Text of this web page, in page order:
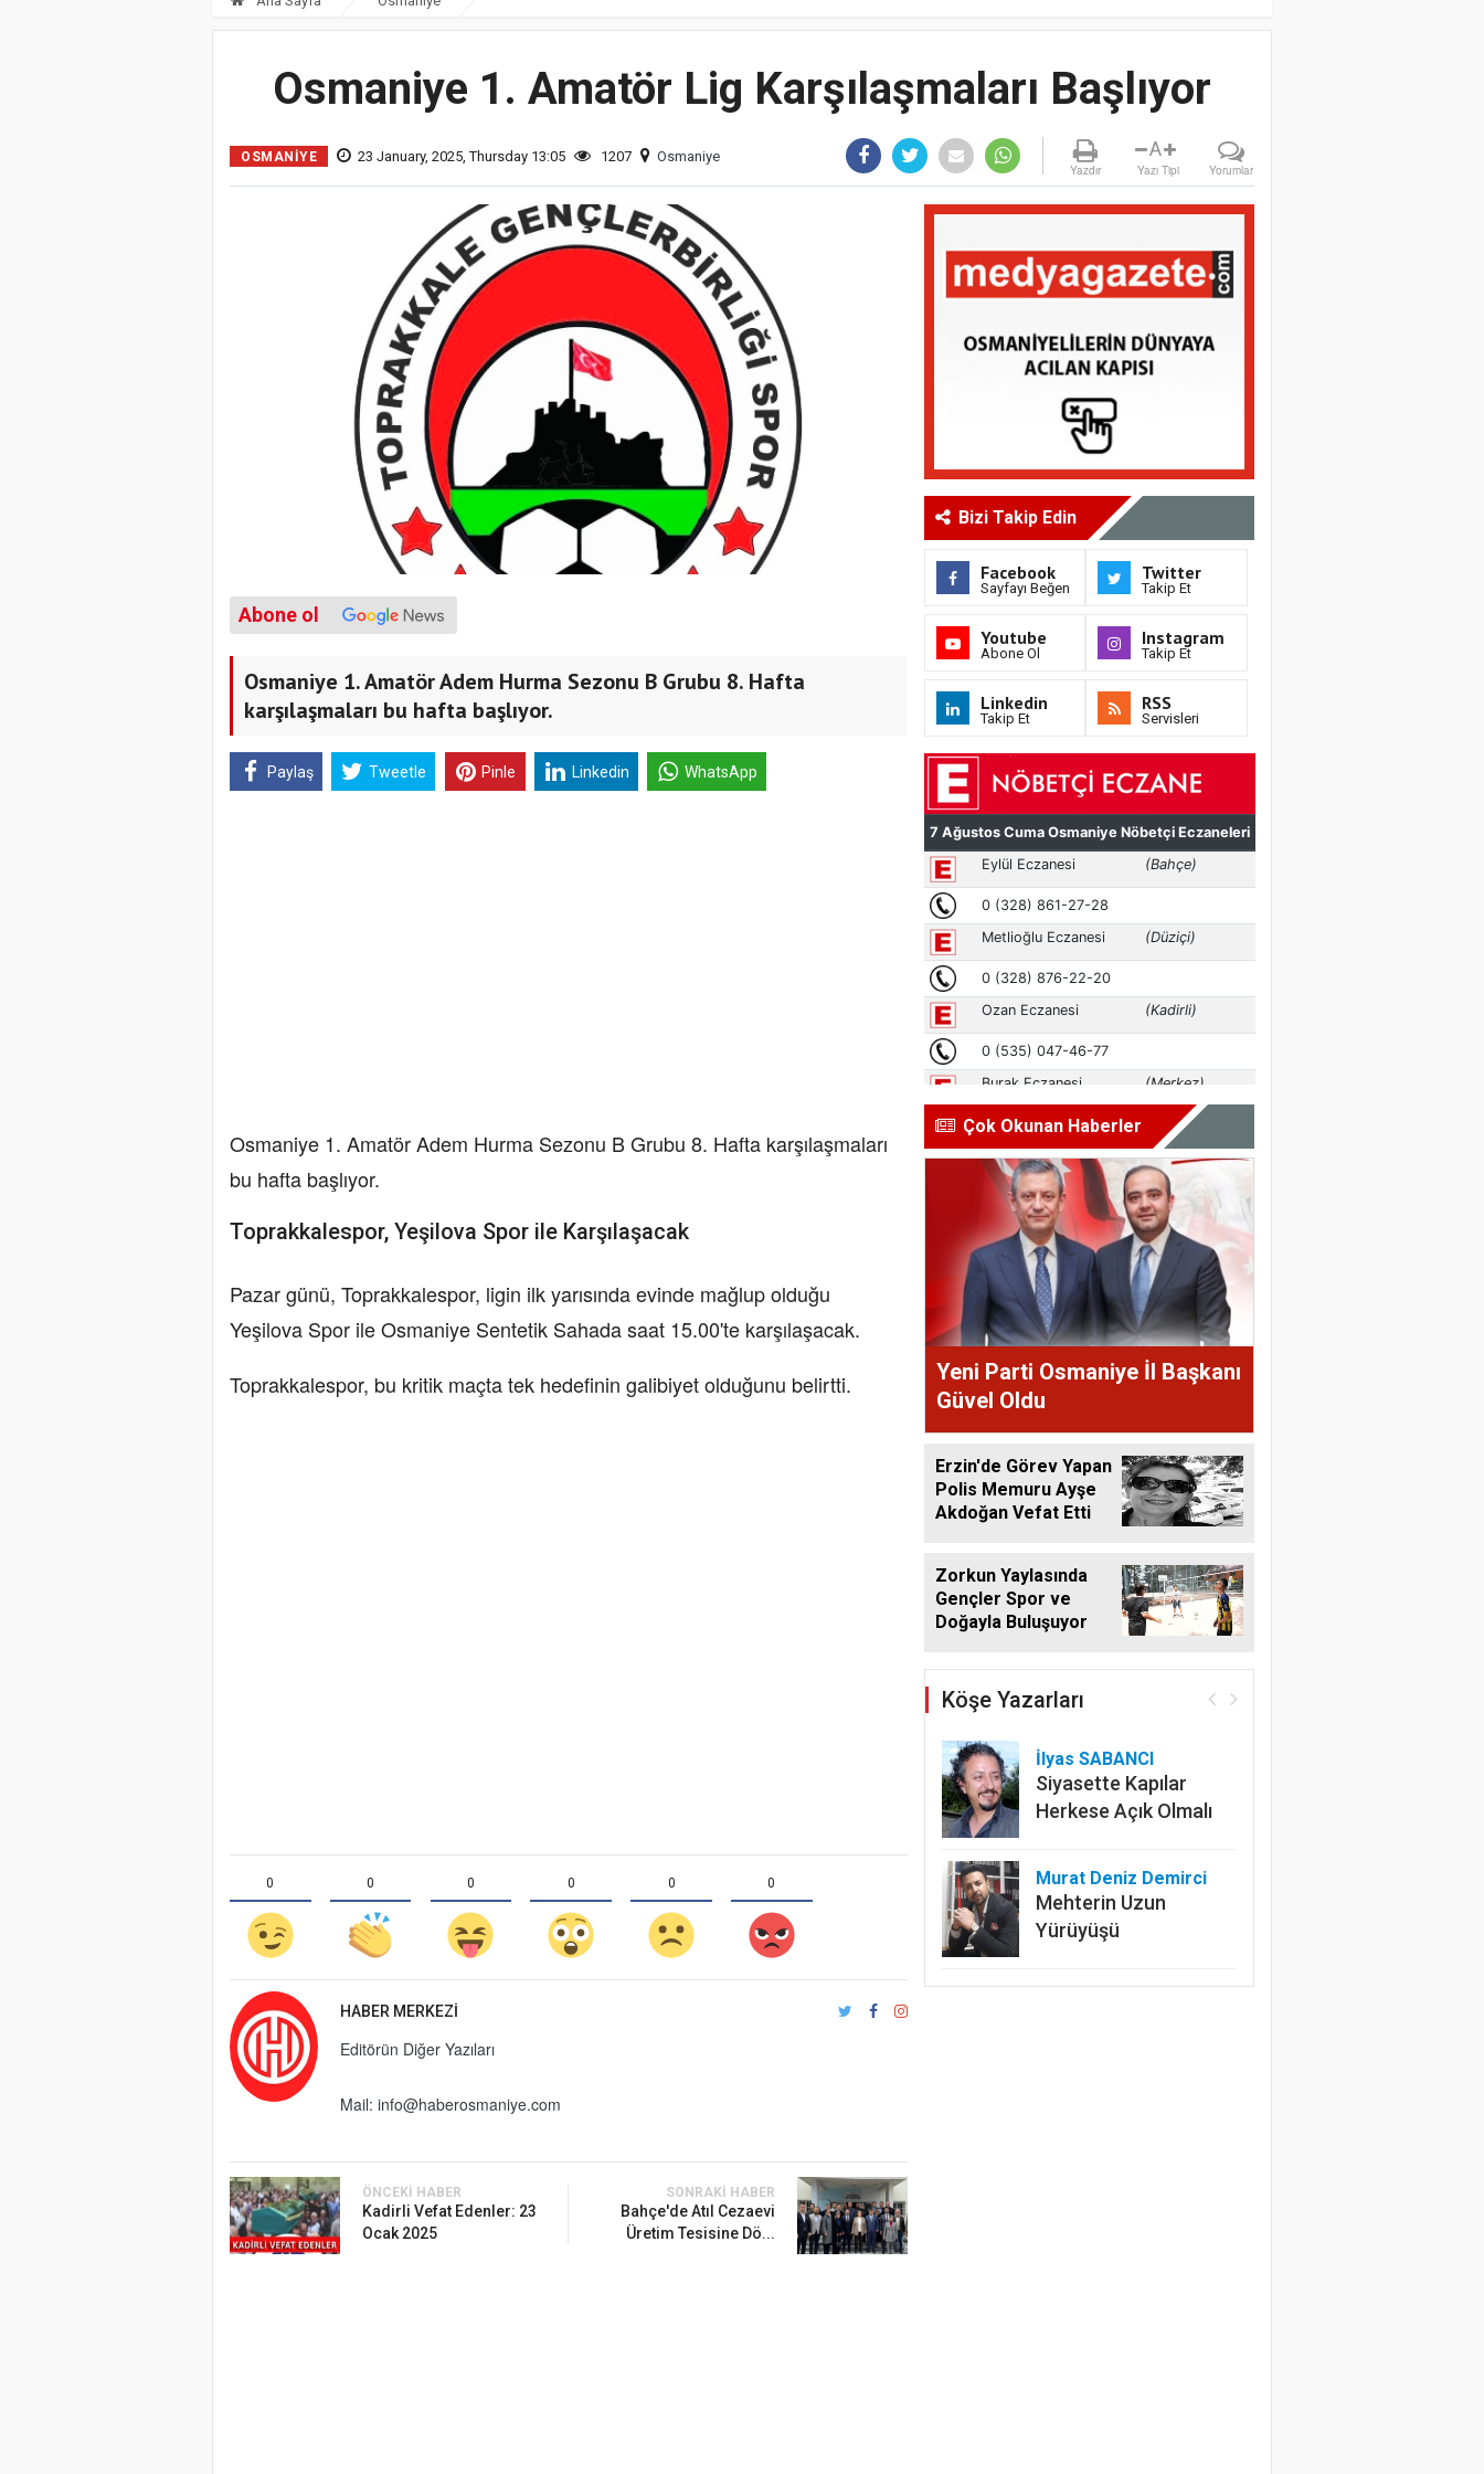
Osmaniye 1. Amatör Lig Karşılaşmaları Başlıyor
OSMANIYE 23 January, 2025, Thursday 13:05 1207 Osmaniye
Yazdır
A
Yazı Tipi Yorumlar
Abone ol
Osmaniye 1. Amatör Adem Hurma Sezonu B Grubu 8. Hafta
karşılaşmaları bu hafta başlıyor.
Paylaş Tweetle Pinle Linkedin WhatsApp
Osmaniye 1. Amatör Adem Hurma Sezonu B Grubu 8. Hafta karşılaşmaları
bu hafta başlıyor.
Toprakkalespor, Yeşilova Spor ile Karşılaşacak
Pazar günü, Toprakkalespor, ligin ilk yarısında evinde mağlup olduğu
Yeşilova Spor ile Osmaniye Sentetik Sahada saat 15.00'te karşılaşacak.
Toprakkalespor, bu kritik maçta tek hedefinin galibiyet olduğunu belirtti.
0 0 0 0 0 0
HABER MERKEZI
Editörün Diğer Yazıları
Mail: info@haberosmaniye.com
ÖNCEKI HABER
Kadirli Vefat Edenler: 23
Ocak 2025
SONRAKI HABER
Bahçe'de Atıl Cezaevi
Üretim Tesisine Dö...
Bizi Takip Edin
Facebook
Sayfayı Beğen
Twitter
Takip Et
Youtube
Abone Ol
Instagram
Takip Et
Linkedin
Takip Et
RSS
Servisleri
Çok Okunan Haberler
Yeni Parti Osmaniye İl Başkanı
Güvel Oldu
Erzin'de Görev Yapan
Polis Memuru Ayşe
Akdoğan Vefat Etti
Zorkun Yaylasında
Gençler Spor ve
Doğayla Buluşuyor
Köşe Yazarları
İlyas SABANCI
Siyasette Kapılar
Herkese Açık Olmalı
Murat Deniz Demirci
Mehterin Uzun
Yürüyüşü